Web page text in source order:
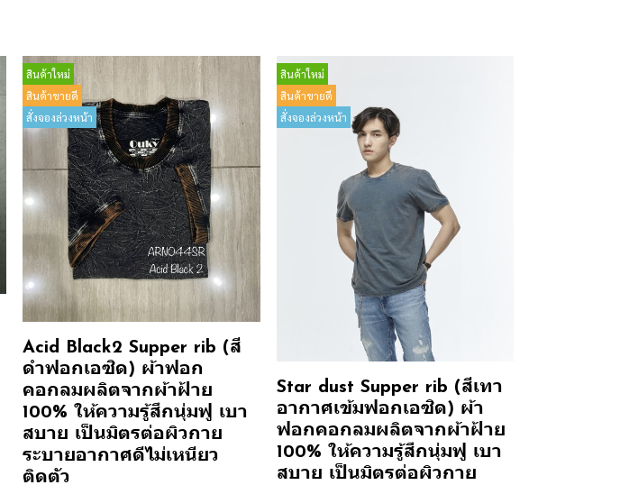
สินค้าใหม่
สินค้าขายดี
สั่งจองล่วงหน้า
Acid Black2 Supper rib (สี
ดำฟอกเอซิด) ผ้าฟอก
คอกลมผลิตจากผ้าฝ้าย
100% ให้ความรู้สึกนุ่มฟู เบา
สบาย เป็นมิตรต่อผิวกาย
ระบายอากาศดีไม่เหนียว
ติดตัว
สินค้าใหม่
สินค้าขายดี
สั่งจองล่วงหน้า
Star dust Supper rib (สีเทา
อากาศเข้มฟอกเอซิด) ผ้า
ฟอกคอกลมผลิตจากผ้าฝ้าย
100% ให้ความรู้สึกนุ่มฟู เบา
สบาย เป็นมิตรต่อผิวกาย